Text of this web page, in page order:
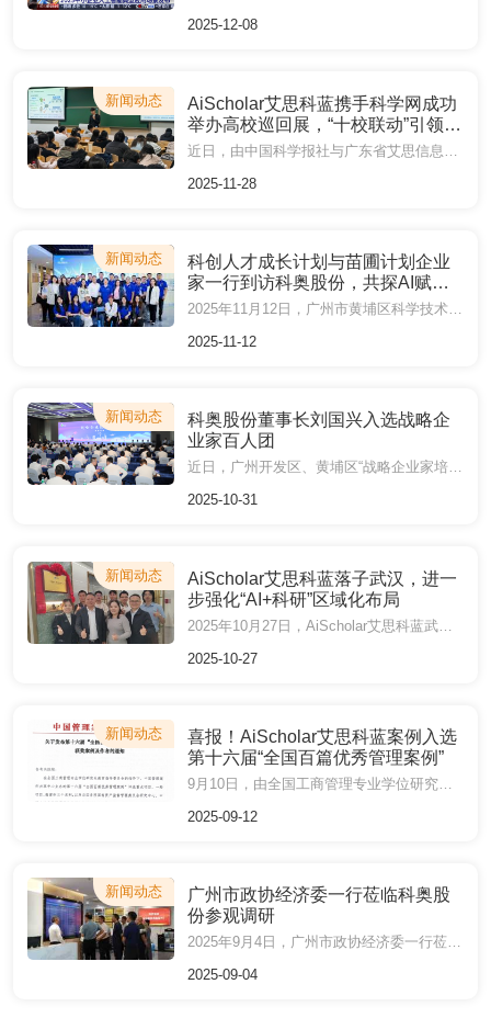
2025-12-08
新闻动态
AiScholar艾思科蓝携手科学网成功
举办高校巡回展，“十校联动”引领科
研传播新范式
2025-11-28
新闻动态
科创人才成长计划与苗圃计划企业
家一行到访科奥股份，共探AI赋能
产业新路径
2025年11月12日，广州市黄埔区科学技术协会（广州开发区科协）党组书记、主席贾漫蓉带领“科创人才成长计划”与“苗圃计划”企业家代表，到访广州科奥信息技术股份有限公司（以下简称“科奥股份”）开展深度交流活动。科奥股份创始人、董事长刘国兴全程陪同，并围绕AI赋能产业创新、AI技术落地与企业协同发展，与在场企业家展开务实探讨，推动企业深化协同，共谋创新发展。
2025-11-12
新闻动态
科奥股份董事长刘国兴入选战略企
业家百人团
近日，广州开发区、黄埔区“战略企业家培育计划”首批百人团名单正式公布。广州科奥信息技术股份有限公司（以下简称“科奥股份”）创始人、董事长刘国兴凭借行业影响力与企业创新实力成功入选，并受聘担任百人团副团长、砥锋营营长。
2025-10-31
新闻动态
AiScholar艾思科蓝落子武汉，进一
步强化“AI+科研”区域化布局
2025年10月27日，AiScholar艾思科蓝武汉运营中心揭牌仪式在办公新址武汉长江总部国际顺利举行，AiScholar艾思科蓝董事长刘国兴率公司高管代表共同出席仪式。武汉运营中心成立，标志着AiScholar艾思科蓝“AI+科研”服务网络实现关键性拓展，区域化服务能力全面升级。
2025-10-27
新闻动态
喜报！AiScholar艾思科蓝案例入选
第十六届“全国百篇优秀管理案例”
9月10日，由全国工商管理专业学位研究生教育指导委员会指导、中国管理案例共享中心主办的第十六届“全国百篇优秀管理案例”评选结果公布。广东财经大学报送、AiScholar艾思科蓝支持的案例《数智跃迁中的行动者：艾思科蓝的领导力抉择》成功入选“全国百篇优秀管理案例”。
2025-09-12
新闻动态
广州市政协经济委一行莅临科奥股
份参观调研
2025年9月4日，广州市政协经济委一行莅临广州科奥信息技术股份有限公司（以下简称“科奥股份”）开展参观调研，AiScholar艾思科蓝董事长刘国兴及其相关负责人陪同参加。
2025-09-04